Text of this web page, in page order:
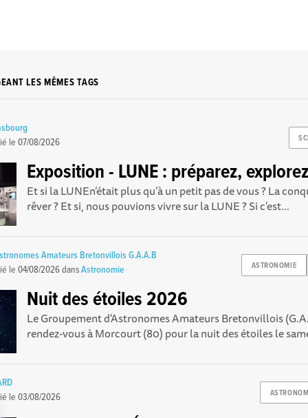
LES MÊMES TAGS
le07/08/2026
Exposition - LUNE : préparez,
Et si la LUNEn’était plus qu’à un petit pas de vous ? La
rêver ? Et si, nous pouvions vivre sur la LUNE ? Si c'est...
ASTRONOMIE
Amateurs Bretonvillois G.A.A.B
le04/08/2026dansAstronomie
Nuit des étoiles 2026
Le Groupement d'Astronomes Amateurs Bretonvillois
rendez-vous à Morcourt (80) pour la nuit des étoiles le
le03/08/2026